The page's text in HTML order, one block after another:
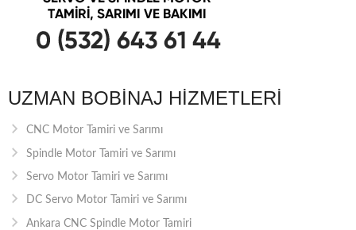
UZMAN BOBINAJ HIZMETLERI
CNC Motor Tamiri ve Sarımı
Spindle Motor Tamiri ve Sarımı
Servo Motor Tamiri ve Sarımı
DC Servo Motor Tamiri ve Sarımı
Ankara CNC Spindle Motor Tamiri